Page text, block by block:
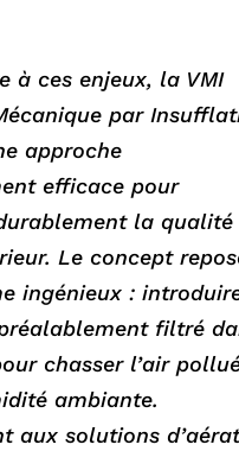
à ces enjeux, la VMI
par
approche
efficace pour
la qualité
Le concept
ingénieux :
filtré
chasser l’air
ambiante.
aux solutions